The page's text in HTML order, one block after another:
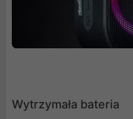
Wytrzymała bateria